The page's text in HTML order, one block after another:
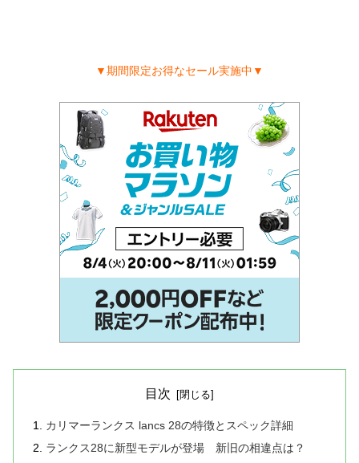
▼期間限定お得なセール実施中▼
目次
カリマーランクス lancs 28の特徴とスペック詳細
ランクス28に新型モデルが登場 新旧の相違点は？